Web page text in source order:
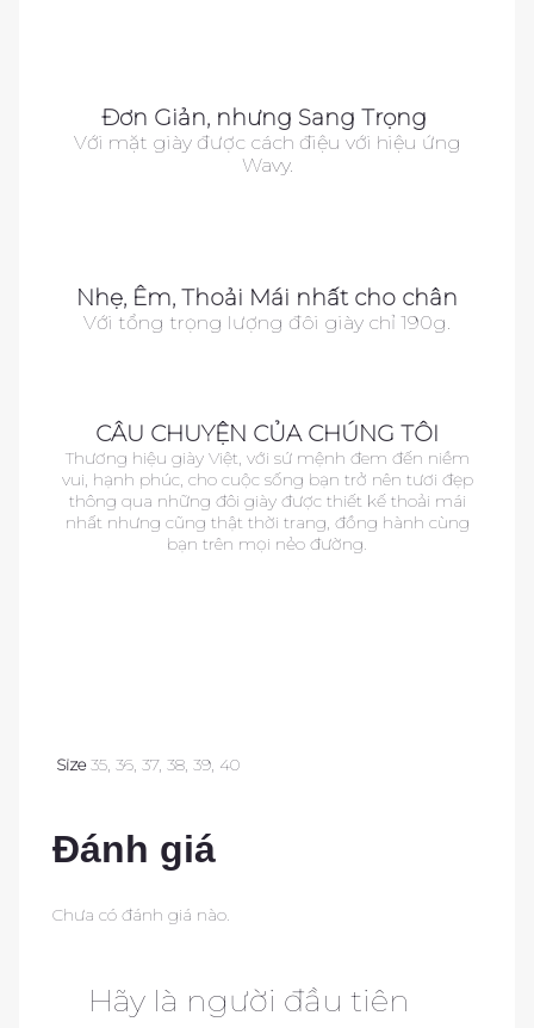
Đơn Giản, nhưng Sang Trọng
Với mặt giày được cách điệu với hiệu ứng
Wavy.
Nhẹ, Êm, Thoải Mái nhất cho chân
Với tổng trọng lượng đôi giày chỉ 190g.
CÂU CHUYỆN CỦA CHÚNG TÔI
Thương hiệu giày Việt, với sứ mệnh đem đến niềm
vui, hạnh phúc, cho cuộc sống bạn trở nên tươi đẹp
thông qua những đôi giày được thiết kế thoải mái
nhất nhưng cũng thật thời trang, đồng hành cùng
bạn trên mọi nẻo đường.
Size 35, 36, 37, 38, 39, 40
Đánh giá
Chưa có đánh giá nào.
Hãy là người đầu tiên